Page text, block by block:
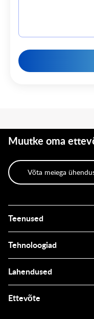
Muutke oma
Võta meiega
Teenused
Tehnoloogiad
Lahendused
Ettevõte